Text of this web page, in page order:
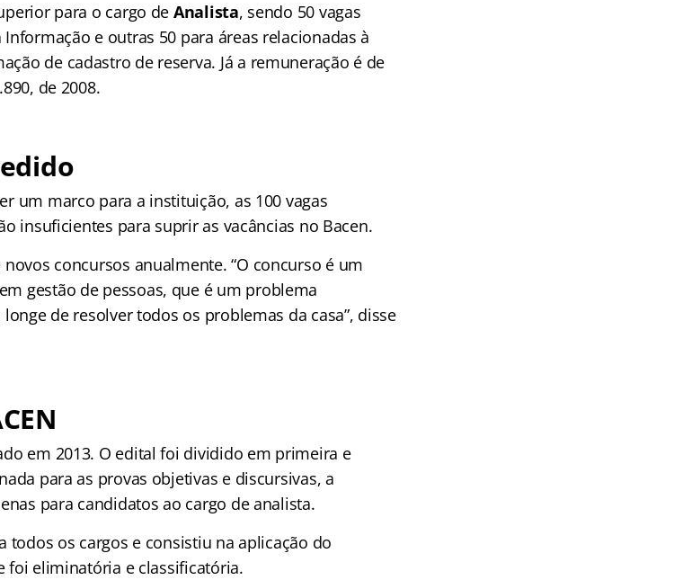
para o cargo de Analista, sendo 50 vagas
e outras 50 para áreas relacionadas à
de cadastro de reserva. Já a remuneração é de
de 2008.
um marco para a instituição, as 100 vagas
insuficientes para suprir as vacâncias no Bacen.
concursos anualmente. “O concurso é um
gestão de pessoas, que é um problema
de resolver todos os problemas da casa”, disse
em 2013. O edital foi dividido em primeira e
para as provas objetivas e discursivas, a
para candidatos ao cargo de analista.
todos os cargos e consistiu na aplicação do
foi eliminatória e classificatória.